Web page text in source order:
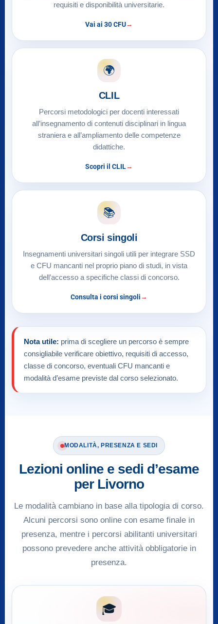
requisiti e disponibilità universitarie.
Vai ai 30 CFU
🌍
CLIL
Percorsi metodologici per docenti interessati
all’insegnamento di contenuti disciplinari in lingua
straniera e all’ampliamento delle competenze
didattiche.
Scopri il CLIL
📚
Corsi singoli
Insegnamenti universitari singoli utili per integrare SSD
e CFU mancanti nel proprio piano di studi, in vista
dell’accesso a specifiche classi di concorso.
Consulta i corsi singoli
Nota utile: prima di scegliere un percorso è sempre
consigliabile verificare obiettivo, requisiti di accesso,
classe di concorso, eventuali CFU mancanti e
modalità d’esame previste dal corso selezionato.
MODALITÀ, PRESENZA E SEDI
Lezioni online e sedi d’esame
per Livorno
Le modalità cambiano in base alla tipologia di corso.
Alcuni percorsi sono online con esame finale in
presenza, mentre i percorsi abilitanti universitari
possono prevedere anche attività obbligatorie in
presenza.
🎓